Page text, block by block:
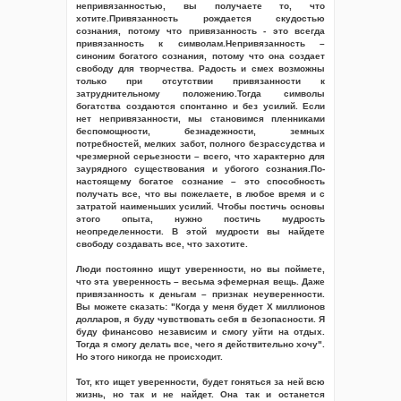
непривязанностью, вы получаете то, что
хотите.Привязанность рождается скудостью
сознания, потому что привязанность - это всегда
привязанность к символам.Непривязанность –
синоним богатого сознания, потому что она создает
свободу для творчества. Радость и смех возможны
только при отсутствии привязанности к
затруднительному положению.Тогда символы
богатства создаются спонтанно и без усилий. Если
нет непривязанности, мы становимся пленниками
беспомощности, безнадежности, земных
потребностей, мелких забот, полного безрассудства и
чрезмерной серьезности – всего, что характерно для
заурядного существования и убогого сознания.По-
настоящему богатое сознание – это способность
получать все, что вы пожелаете, в любое время и с
затратой наименьших усилий. Чтобы постичь основы
этого опыта, нужно постичь мудрость
неопределенности. В этой мудрости вы найдете
свободу создавать все, что захотите.
Люди постоянно ищут уверенности, но вы поймете,
что эта уверенность – весьма эфемерная вещь. Даже
привязанность к деньгам – признак неуверенности.
Вы можете сказать: "Когда у меня будет X миллионов
долларов, я буду чувствовать себя в безопасности. Я
буду финансово независим и смогу уйти на отдых.
Тогда я смогу делать все, чего я действительно хочу".
Но этого никогда не происходит.
Тот, кто ищет уверенности, будет гоняться за ней всю
жизнь, но так и не найдет. Она так и останется